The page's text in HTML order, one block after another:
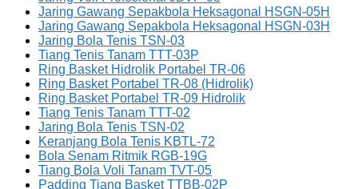
Jaring Gawang Sepakbola Heksagonal HSGN-05H
Jaring Gawang Sepakbola Heksagonal HSGN-03H
Jaring Bola Tenis TSN-03
Tiang Tenis Tanam TTT-03P
Ring Basket Hidrolik Portabel TR-06
Ring Basket Portabel TR-08 (Hidrolik)
Ring Basket Portabel TR-09 Hidrolik
Tiang Tenis Tanam TTT-02
Jaring Bola Tenis TSN-02
Keranjang Bola Tenis KBTL-72
Bola Senam Ritmik RGB-19G
Tiang Bola Voli Tanam TVT-05
Padding Tiang Basket TTBB-02P